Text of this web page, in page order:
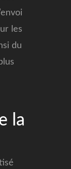
les
du
la